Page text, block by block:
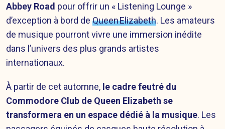
Abbey Road pour offrir un « Listening Lounge »
d’exception à bord de Queen Elizabeth. Les amateurs
de musique pourront vivre une immersion inédite
dans l’univers des plus grands artistes
internationaux.
À partir de cet automne, le cadre feutré du
Commodore Club de Queen Elizabeth se
transformera en un espace dédié à la musique. Les